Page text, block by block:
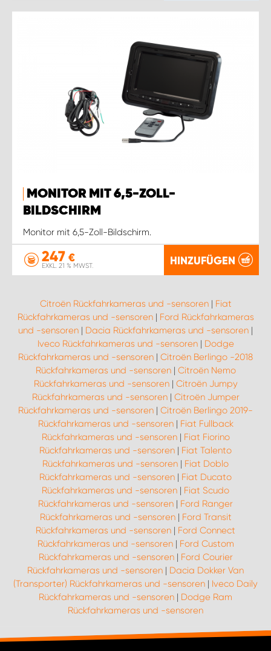
MONITOR MIT 6,5-ZOLL-
BILDSCHIRM
Monitor mit 6,5-Zoll-Bildschirm.
247 €
EXKL. 21 % MWST. HINZUFÜGEN
Citroën Rückfahrkameras und -sensoren| Fiat
Rückfahrkameras und -sensoren| Ford Rückfahrkameras
und -sensoren | Dacia Rückfahrkameras und -sensoren |
Iveco Rückfahrkameras und -sensoren| Dodge
Rückfahrkameras und -sensoren | Citroën Berlingo -2018
Rückfahrkameras und -sensoren| Citroën Nemo
Rückfahrkameras und -sensoren| Citroën Jumpy
Rückfahrkameras und -sensoren| Citroën Jumper
Rückfahrkameras und -sensoren | Citroën Berlingo 2019-
Rückfahrkameras und -sensoren| Fiat Fullback
Rückfahrkameras und -sensoren| Fiat Fiorino
Rückfahrkameras und -sensoren | Fiat Talento
Rückfahrkameras und -sensoren | Fiat Doblo
Rückfahrkameras und -sensoren | Fiat Ducato
Rückfahrkameras und -sensoren | Fiat Scudo
Rückfahrkameras und -sensoren | Ford Ranger
Rückfahrkameras und -sensoren| Ford Transit
Rückfahrkameras und -sensoren | Ford Connect
Rückfahrkameras und -sensoren| Ford Custom
Rückfahrkameras und -sensoren| Ford Courier
Rückfahrkameras und -sensoren | Dacia Dokker Van
(Transporter) Rückfahrkameras und -sensoren | Iveco Daily
Rückfahrkameras und -sensoren | Dodge Ram
Rückfahrkameras und -sensoren